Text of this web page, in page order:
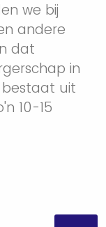
we bij
andere
dat
in
bestaat uit
10-15